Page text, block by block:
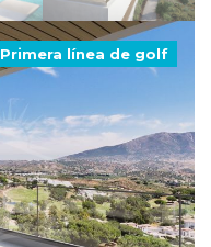
Primera línea de golf